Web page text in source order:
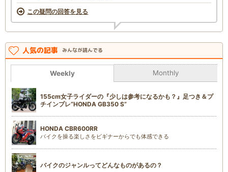
この疑問の回答を見る
人気の記事 みんなが読んでる
Weekly Monthly
155cm女子ライダーの『少しは参考になるかも？』足つき＆プ
チインプレ“HONDA GB350 S”
HONDA CBR600RR
バイクを操る楽しさをビギナーからでも体感できる
バイクのジャンルってどんなものがあるの？